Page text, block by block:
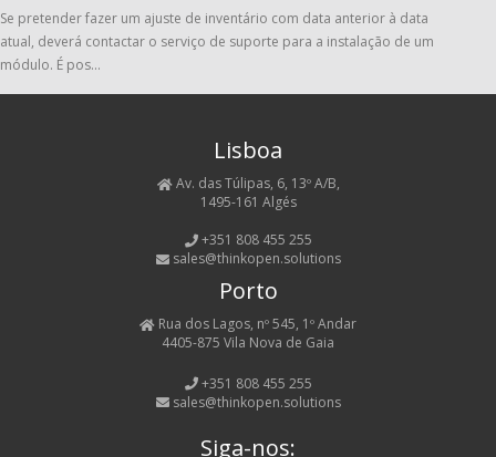
Se pretender fazer um ajuste de inventário com data anterior à data
atual, deverá contactar o serviço de suporte para a instalação de um
módulo. É pos...
Lisboa
Av. das Túlipas, 6, 13º A/B,
1495-161 Algés
+351 808 455 255
sales@thinkopen.solutions
Porto
Rua dos Lagos, nº 545, 1º Andar
4405-875 Vila Nova de Gaia
+351 808 455 255
sales@thinkopen.solutions
Siga-nos: